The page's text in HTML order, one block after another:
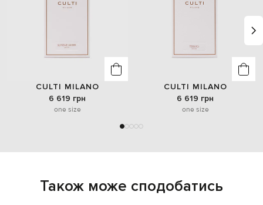
CULTI MILANO
6 619 грн
one size
CULTI MILANO
6 619 грн
one size
Також може сподобатись